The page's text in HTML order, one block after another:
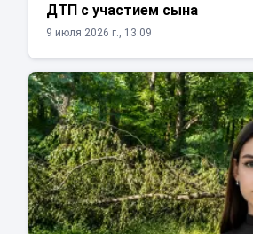
ДТП с участием сына
9 июля 2026 г., 13:09